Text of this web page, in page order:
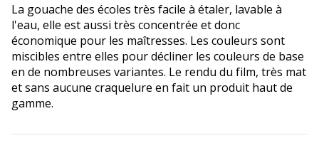
La gouache des écoles très facile à étaler, lavable à
l'eau, elle est aussi très concentrée et donc
économique pour les maîtresses. Les couleurs sont
miscibles entre elles pour décliner les couleurs de base
en de nombreuses variantes. Le rendu du film, très mat
et sans aucune craquelure en fait un produit haut de
gamme.